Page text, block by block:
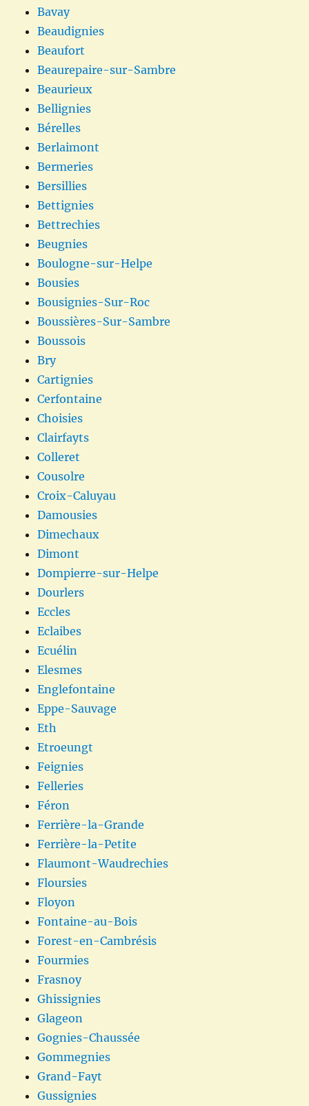
Bavay
Beaudignies
Beaufort
Beaurepaire-sur-Sambre
Beaurieux
Bellignies
Bérelles
Berlaimont
Bermeries
Bersillies
Bettignies
Bettrechies
Beugnies
Boulogne-sur-Helpe
Bousies
Bousignies-Sur-Roc
Boussières-Sur-Sambre
Boussois
Bry
Cartignies
Cerfontaine
Choisies
Clairfayts
Colleret
Cousolre
Croix-Caluyau
Damousies
Dimechaux
Dimont
Dompierre-sur-Helpe
Dourlers
Eccles
Eclaibes
Ecuélin
Elesmes
Englefontaine
Eppe-Sauvage
Eth
Etroeungt
Feignies
Felleries
Féron
Ferrière-la-Grande
Ferrière-la-Petite
Flaumont-Waudrechies
Floursies
Floyon
Fontaine-au-Bois
Forest-en-Cambrésis
Fourmies
Frasnoy
Ghissignies
Glageon
Gognies-Chaussée
Gommegnies
Grand-Fayt
Gussignies